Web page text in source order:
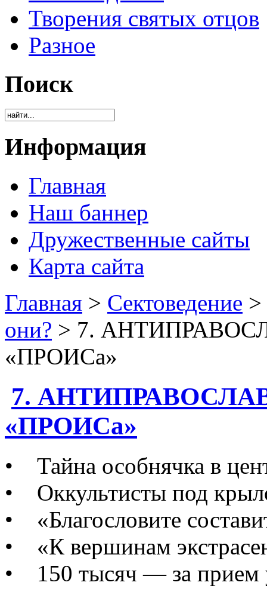
Творения святых отцов
Разное
Поиск
Информация
Главная
Наш баннер
Дружественные сайты
Карта сайта
Главная > Сектоведение >
они? > 7.
«ПРОИСа»
7.
«ПРОИСа»
• Тайна особнячка в
• Оккультисты под
• «Благословите
• «К вершинам
• 150 тысяч — за прием